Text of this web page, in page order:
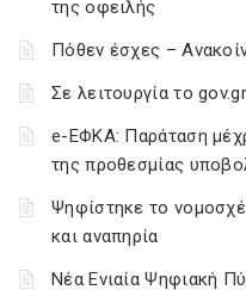
της οφειλής
Πόθεν έσχες –
Σε λειτουργία το
e-ΕΦΚΑ: Παράταση
της προθεσμίας
Ψηφίστηκε το
και αναπηρία
Νέα Ενιαία Ψηφιακή